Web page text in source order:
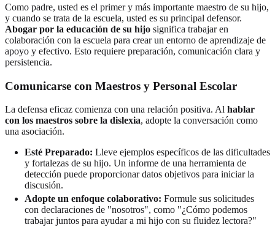
Como padre, usted es el primer y más importante maestro de su hijo,
y cuando se trata de la escuela, usted es su principal defensor.
Abogar por la educación de su hijo significa trabajar en
colaboración con la escuela para crear un entorno de aprendizaje de
apoyo y efectivo. Esto requiere preparación, comunicación clara y
persistencia.
Comunicarse con Maestros y Personal Escolar
La defensa eficaz comienza con una relación positiva. Al hablar
con los maestros sobre la dislexia, adopte la conversación como
una asociación.
Esté Preparado: Lleve ejemplos específicos de las dificultades
y fortalezas de su hijo. Un informe de una herramienta de
detección puede proporcionar datos objetivos para iniciar la
discusión.
Adopte un enfoque colaborativo: Formule sus solicitudes
con declaraciones de "nosotros", como "¿Cómo podemos
trabajar juntos para ayudar a mi hijo con su fluidez lectora?"